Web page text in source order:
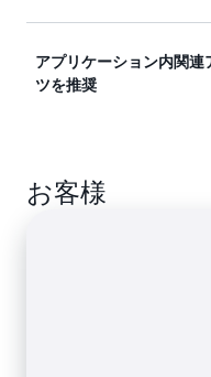
ホテルとフライトの
けして、人気商品、
アプリケーション内関
ツを推奨
発見したり、既存の
お客様